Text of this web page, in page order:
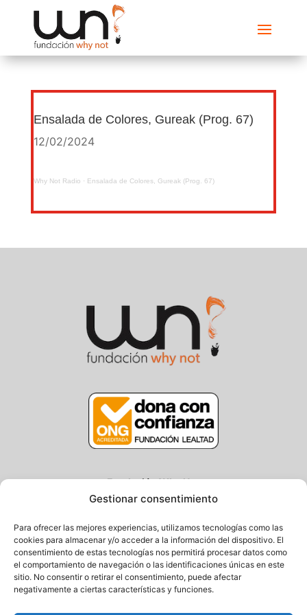
Gestionar consentimiento
Para ofrecer las mejores experiencias, utilizamos tecnologías como las
cookies para almacenar y/o acceder a la información del dispositivo. El
consentimiento de estas tecnologías nos permitirá procesar datos como
el comportamiento de navegación o las identificaciones únicas en este
sitio. No consentir o retirar el consentimiento, puede afectar
negativamente a ciertas características y funciones.
Ensalada de Colores, Gureak (Prog. 67)
12/02/2024
Why Not Radio · Ensalada de Colores, Gureak (Prog. 67)
Fundación Why Not
Centro/Txoko: Particular de Ategorrieta 3, Gros
20013 Donostia – Gipuzkoa
Tel.: (+34) 943 058 694 / 627 014 791
Email: info@fundacionwhynot.org